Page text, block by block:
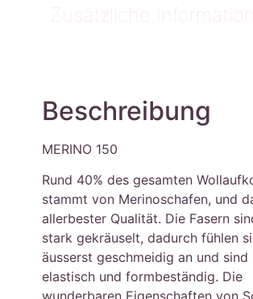
Zusätzliche
Beschreibung
MERINO 150
Rund 40% des gesamten
stammt von Merinoschafen, und
allerbester Qualität. Die Fasern
stark gekräuselt, dadurch fühlen
äusserst geschmeidig an und sind
elastisch und formbeständig. Die